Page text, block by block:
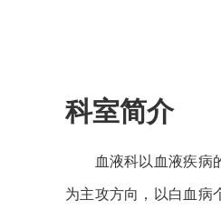
科室简介
血液科以血液疾病的
为主攻方向，以白血病